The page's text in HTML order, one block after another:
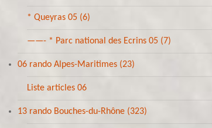
* Queyras 05 (6)
——- * Parc national des Ecrins 05 (7)
06 rando Alpes-Maritimes (23)
Liste articles 06
13 rando Bouches-du-Rhône (323)